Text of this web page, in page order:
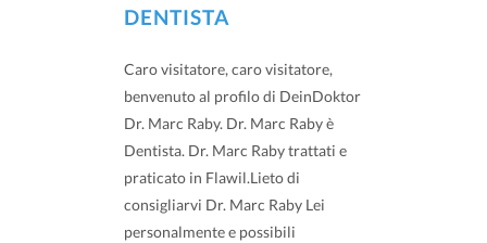
DENTISTA
Caro visitatore, caro visitatore,
benvenuto al profilo di DeinDoktor
Dr. Marc Raby. Dr. Marc Raby è
Dentista. Dr. Marc Raby trattati e
praticato in Flawil.Lieto di
consigliarvi Dr. Marc Raby Lei
personalmente e possibili